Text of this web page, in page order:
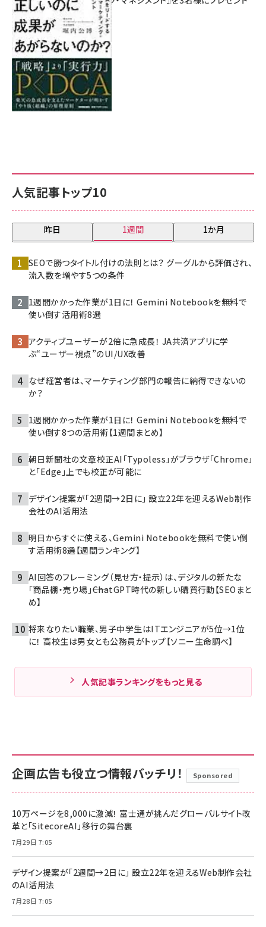
人気記事トップ10
昨日 1週間 1か月
SEOで勝つタイトル付けの法則とは？ グーグルから評価され、
流入数を増やす5つの条件
1週間かかった作業が1日に！ Gemini Notebookを無料で
使い倒す活用術8選
アクティブユーザーが2倍に急成長！ JA共済アプリに学
ぶ“ユーザー視点”のUI/UX改善
なぜ経営者は、マーケティング部門の報告に納得できないの
か？
1週間かかった作業が1日に！ Gemini Notebookを無料で
使い倒す8つの活用術【1週間まとめ】
朝日新聞社の文章校正AI「Typoless」がブラウザ「Chrome」
と「Edge」上でも校正が可能に
デザイン提案が「2週間→2日に」 設立22年を迎えるWeb制作
会社のAI活用法
明日からすぐに使える、Gemini Notebookを無料で使い倒
す活用術8選【週間ランキング】
AI回答のフレーミング（見せ方・提示）は、デジタルの新たな
「商品棚・売り場」――ChatGPT時代の新しい購買行動【SEOまと
め】
将来なりたい職業、男子中学生はITエンジニアが5位→1位
に！ 高校生は男女とも公務員がトップ【ソニー生命調べ】
人気記事ランキングをもっと見る
8月7日 10:00
企画広告も役立つ情報バッチリ！ Sponsored
10万ページを8,000に激減！ 富士通が挑んだグローバルサイト改
革と「SitecoreAI」移行の舞台裏
7月29日 7:05
デザイン提案が「2週間→2日に」 設立22年を迎えるWeb制作会社
のAI活用法
7月28日 7:05